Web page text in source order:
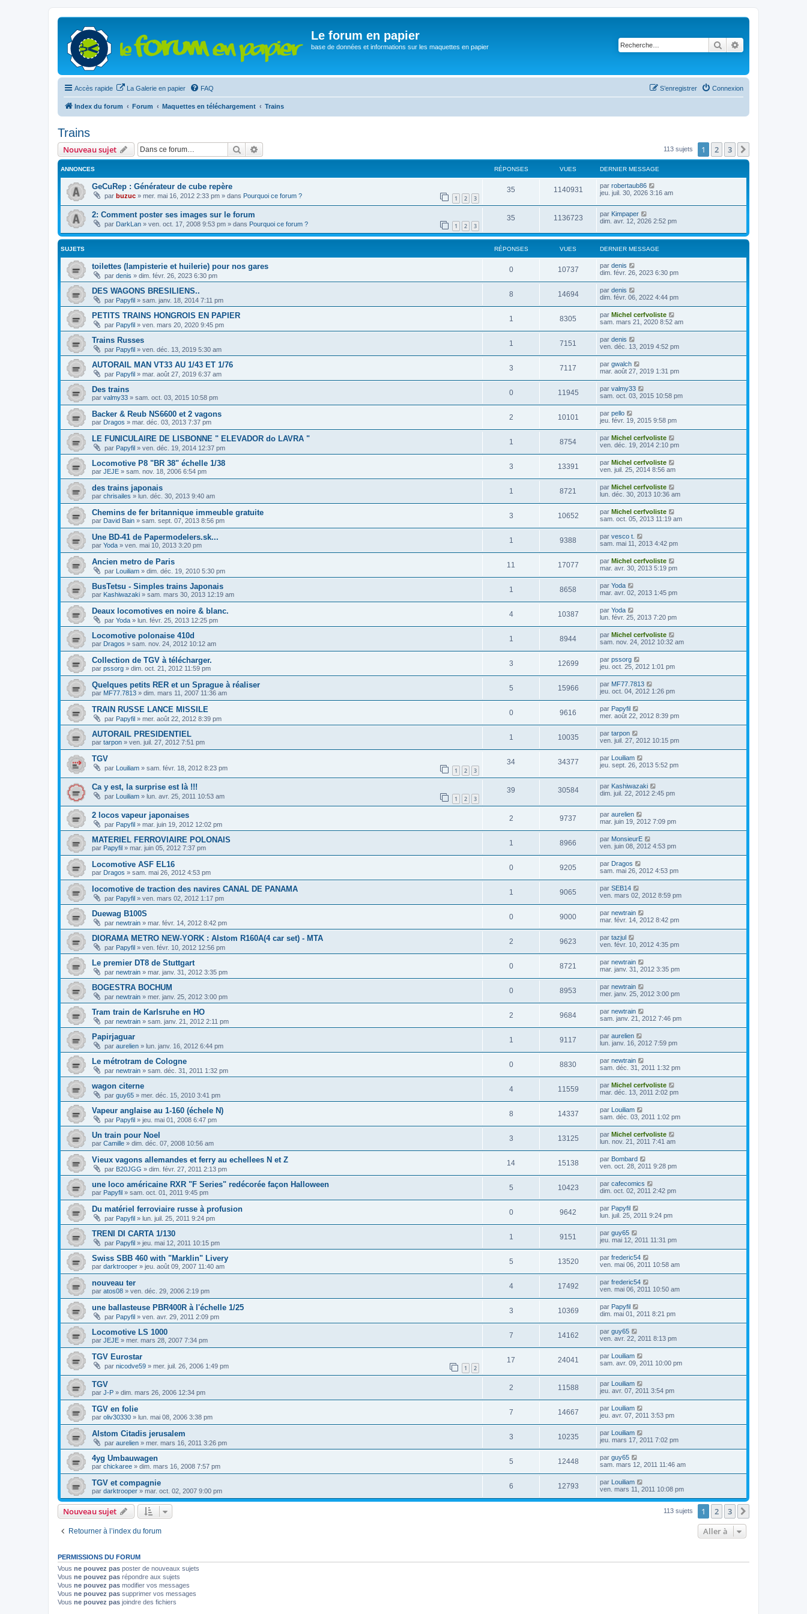
Le forum en papier
base de données et informations sur les maquettes en papier Rechercher
Accès rapide La Galerie en papier FAQ Connexion
S’enregistrer
Index du forum Forum Maquettes en téléchargement Trains
Trains
Nouveau sujet Rechercher 113 sujets 1 2 3
ANNONCES RÉPONSES VUES DERNIER MESSAGE
GeCuRep : Générateur de cube repère
par buzuc » mer. mai 16, 2012 2:33 pm » dans Pourquoi ce forum ? 1 2 3
35 1140931 par robertaub86
jeu. juil. 30, 2026 3:16 am
2: Comment poster ses images sur le forum
par DarkLan » ven. oct. 17, 2008 9:53 pm » dans Pourquoi ce forum ? 1 2 3
35 1136723 par Kimpaper
dim. avr. 12, 2026 2:52 pm
SUJETS RÉPONSES VUES DERNIER MESSAGE
toilettes (lampisterie et huilerie) pour nos gares
par denis » dim. févr. 26, 2023 6:30 pm
0 10737 par denis
dim. févr. 26, 2023 6:30 pm
DES WAGONS BRESILIENS..
par Papyfil » sam. janv. 18, 2014 7:11 pm
8 14694 par denis
dim. févr. 06, 2022 4:44 pm
PETITS TRAINS HONGROIS EN PAPIER
par Papyfil » ven. mars 20, 2020 9:45 pm
1 8305 par Michel cerfvoliste
sam. mars 21, 2020 8:52 am
Trains Russes
par Papyfil » ven. déc. 13, 2019 5:30 am
1 7151 par denis
ven. déc. 13, 2019 4:52 pm
AUTORAIL MAN VT33 AU 1/43 ET 1/76
par Papyfil » mar. août 27, 2019 6:37 am
3 7117 par gwalch
mar. août 27, 2019 1:31 pm
Des trains
par valmy33 » sam. oct. 03, 2015 10:58 pm
0 11945 par valmy33
sam. oct. 03, 2015 10:58 pm
Backer & Reub NS6600 et 2 vagons
par Dragos » mar. déc. 03, 2013 7:37 pm
2 10101 par pello
jeu. févr. 19, 2015 9:58 pm
LE FUNICULAIRE DE LISBONNE " ELEVADOR do LAVRA "
par Papyfil » ven. déc. 19, 2014 12:37 pm
1 8754 par Michel cerfvoliste
ven. déc. 19, 2014 2:10 pm
Locomotive P8 "BR 38" échelle 1/38
par JEJE » sam. nov. 18, 2006 6:54 pm
3 13391 par Michel cerfvoliste
ven. juil. 25, 2014 8:56 am
des trains japonais
par chrisailes » lun. déc. 30, 2013 9:40 am
1 8721 par Michel cerfvoliste
lun. déc. 30, 2013 10:36 am
Chemins de fer britannique immeuble gratuite
par David Bain » sam. sept. 07, 2013 8:56 pm
3 10652 par Michel cerfvoliste
sam. oct. 05, 2013 11:19 am
Une BD-41 de Papermodelers.sk...
par Yoda » ven. mai 10, 2013 3:20 pm
1 9388 par vesco t.
sam. mai 11, 2013 4:42 pm
Ancien metro de Paris
par Louiliam » dim. déc. 19, 2010 5:30 pm
11 17077 par Michel cerfvoliste
mar. avr. 30, 2013 5:19 pm
BusTetsu - Simples trains Japonais
par Kashiwazaki » sam. mars 30, 2013 12:19 am
1 8658 par Yoda
mar. avr. 02, 2013 1:45 pm
Deaux locomotives en noire & blanc.
par Yoda » lun. févr. 25, 2013 12:25 pm
4 10387 par Yoda
lun. févr. 25, 2013 7:20 pm
Locomotive polonaise 410d
par Dragos » sam. nov. 24, 2012 10:12 am
1 8944 par Michel cerfvoliste
sam. nov. 24, 2012 10:32 am
Collection de TGV à télécharger.
par pssorg » dim. oct. 21, 2012 11:59 pm
3 12699 par pssorg
jeu. oct. 25, 2012 1:01 pm
Quelques petits RER et un Sprague à réaliser
par MF77.7813 » dim. mars 11, 2007 11:36 am
5 15966 par MF77.7813
jeu. oct. 04, 2012 1:26 pm
TRAIN RUSSE LANCE MISSILE
par Papyfil » mer. août 22, 2012 8:39 pm
0 9616 par Papyfil
mer. août 22, 2012 8:39 pm
AUTORAIL PRESIDENTIEL
par tarpon » ven. juil. 27, 2012 7:51 pm
1 10035 par tarpon
ven. juil. 27, 2012 10:15 pm
TGV
par Louiliam » sam. févr. 18, 2012 8:23 pm 1 2 3
34 34377 par
Louiliam
jeu. sept. 26, 2013 5:52 pm
Ca y est, la surprise est là !!!
par Louiliam » lun. avr. 25, 2011 10:53 am 1 2 3
39 30584 par Kashiwazaki
dim. juil. 22, 2012 2:45 pm
2 locos vapeur japonaises
par Papyfil » mar. juin 19, 2012 12:02 pm
2 9737 par aurelien
mar. juin 19, 2012 7:09 pm
MATERIEL FERROVIAIRE POLONAIS
par Papyfil » mar. juin 05, 2012 7:37 pm
1 8966 par MonsieurE
ven. juin 08, 2012 4:53 pm
Locomotive ASF EL16
par Dragos » sam. mai 26, 2012 4:53 pm
0 9205 par Dragos
sam. mai 26, 2012 4:53 pm
locomotive de traction des navires CANAL DE PANAMA
par Papyfil » ven. mars 02, 2012 1:17 pm
1 9065 par SEB14
ven. mars 02, 2012 8:59 pm
Duewag B100S
par newtrain » mar. févr. 14, 2012 8:42 pm
0 9000 par newtrain
mar. févr. 14, 2012 8:42 pm
DIORAMA METRO NEW-YORK : Alstom R160A(4 car set) - MTA
par Papyfil » ven. févr. 10, 2012 12:56 pm
2 9623 par tazjul
ven. févr. 10, 2012 4:35 pm
Le premier DT8 de Stuttgart
par newtrain » mar. janv. 31, 2012 3:35 pm
0 8721 par newtrain
mar. janv. 31, 2012 3:35 pm
BOGESTRA BOCHUM
par newtrain » mer. janv. 25, 2012 3:00 pm
0 8953 par newtrain
mer. janv. 25, 2012 3:00 pm
Tram train de Karlsruhe en HO
par newtrain » sam. janv. 21, 2012 2:11 pm
2 9684 par newtrain
sam. janv. 21, 2012 7:46 pm
Papirjaguar
par aurelien » lun. janv. 16, 2012 6:44 pm
1 9117 par aurelien
lun. janv. 16, 2012 7:59 pm
Le métrotram de Cologne
par newtrain » sam. déc. 31, 2011 1:32 pm
0 8830 par newtrain
sam. déc. 31, 2011 1:32 pm
wagon citerne
par guy65 » mer. déc. 15, 2010 3:41 pm
4 11559 par Michel cerfvoliste
mar. déc. 13, 2011 2:02 pm
Vapeur anglaise au 1-160 (échele N)
par Papyfil » jeu. mai 01, 2008 6:47 pm
8 14337 par Louiliam
sam. déc. 03, 2011 1:02 pm
Un train pour Noel
par Camille » dim. déc. 07, 2008 10:56 am
3 13125 par Michel cerfvoliste
lun. nov. 21, 2011 7:41 am
Vieux vagons allemandes et ferry au echellees N et Z
par B20JGG » dim. févr. 27, 2011 2:13 pm
14 15138 par Bombard
ven. oct. 28, 2011 9:28 pm
une loco américaine RXR "F Series" redécorée façon Halloween
par Papyfil » sam. oct. 01, 2011 9:45 pm
5 10423 par cafecomics
dim. oct. 02, 2011 2:42 pm
Du matériel ferroviaire russe à profusion
par Papyfil » lun. juil. 25, 2011 9:24 pm
0 9642 par Papyfil
lun. juil. 25, 2011 9:24 pm
TRENI DI CARTA 1/130
par Papyfil » jeu. mai 12, 2011 10:15 pm
1 9151 par guy65
jeu. mai 12, 2011 11:31 pm
Swiss SBB 460 with "Marklin" Livery
par darktrooper » jeu. août 09, 2007 11:40 am
5 13520 par frederic54
ven. mai 06, 2011 10:58 am
nouveau ter
par atos08 » ven. déc. 29, 2006 2:19 pm
4 17492 par frederic54
ven. mai 06, 2011 10:50 am
une ballasteuse PBR400R à l'échelle 1/25
par Papyfil » ven. avr. 29, 2011 2:09 pm
3 10369 par Papyfil
dim. mai 01, 2011 8:21 pm
Locomotive LS 1000
par JEJE » mer. mars 28, 2007 7:34 pm
7 14162 par guy65
ven. avr. 22, 2011 8:13 pm
TGV Eurostar
par nicodve59 » mer. juil. 26, 2006 1:49 pm 1 2
17 24041 par Louiliam
sam. avr. 09, 2011 10:00 pm
TGV
par J-P » dim. mars 26, 2006 12:34 pm
2 11588 par
Louiliam
jeu. avr. 07, 2011 3:54 pm
TGV en folie
par oliv30330 » lun. mai 08, 2006 3:38 pm
7 14667 par
Louiliam
jeu. avr. 07, 2011 3:53 pm
Alstom Citadis jerusalem
par aurelien » mer. mars 16, 2011 3:26 pm
3 10235 par
Louiliam
jeu. mars 17, 2011 7:02 pm
4yg Umbauwagen
par chickaree » dim. mars 16, 2008 7:57 pm
5 12448 par guy65
sam. mars 12, 2011 11:46 am
TGV et compagnie
par darktrooper » mar. oct. 02, 2007 9:00 pm
6 12793 par
Louiliam
ven. mars 11, 2011 10:08 pm
Nouveau sujet 113 sujets 1 2 3
Retourner à l’index du forum Aller à
PERMISSIONS DU FORUM
Vous ne pouvez pas poster de nouveaux sujets
Vous ne pouvez pas répondre aux sujets
Vous ne pouvez pas modifier vos messages
Vous ne pouvez pas supprimer vos messages
Vous ne pouvez pas joindre des fichiers